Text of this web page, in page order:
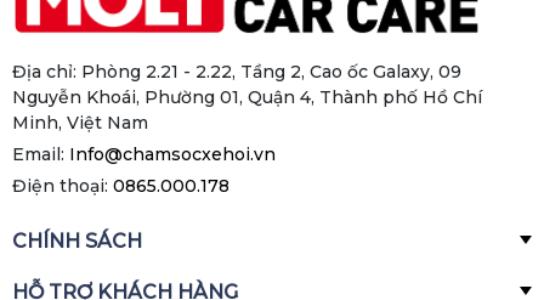
Địa chỉ: Phòng 2.21 - 2.22, Tầng 2, Cao ốc Galaxy, 09
Nguyễn Khoái, Phường 01, Quận 4, Thành phố Hồ Chí
Minh, Việt Nam
Email: Info@chamsocxehoi.vn
Điện thoại: 0865.000.178
CHÍNH SÁCH
HỖ TRỢ KHÁCH HÀNG